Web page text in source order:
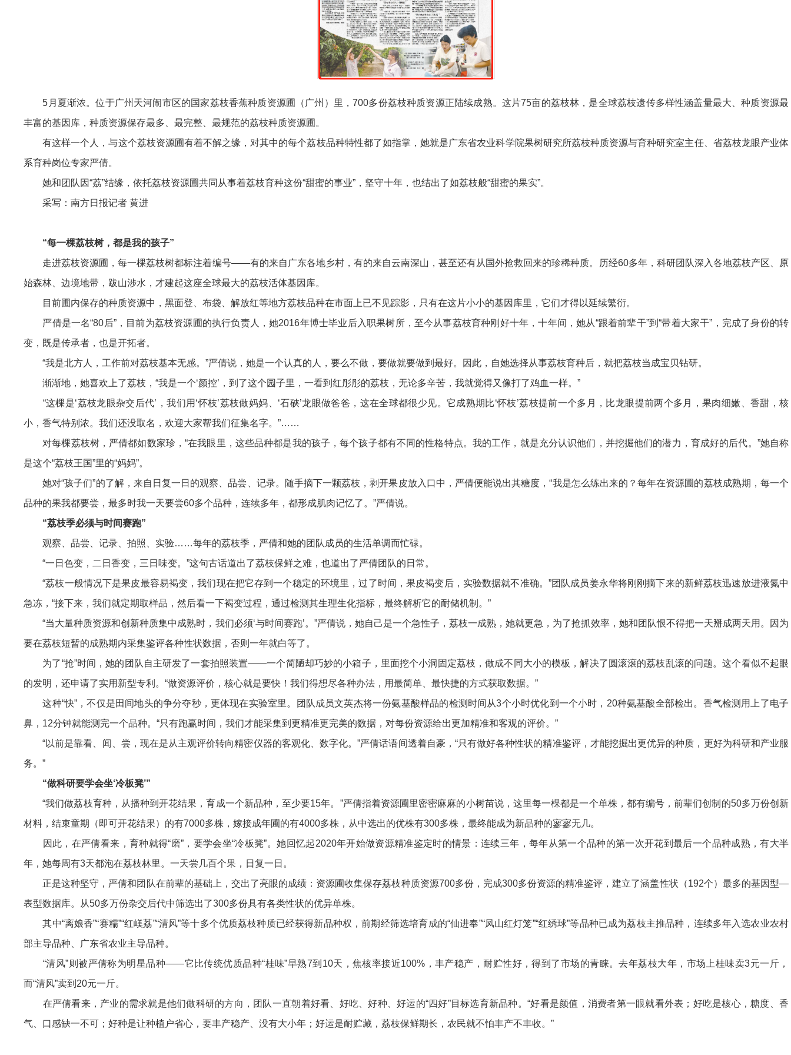
5月夏渐浓。位于广州天河闹市区的国家荔枝香蕉种质资源圃（广州）里，700多份荔枝种质资源正陆续成熟。这片75亩的荔枝林，是全球荔枝遗传多样性涵盖量最大、种质资源最
丰富的基因库，种质资源保存最多、最完整、最规范的荔枝种质资源圃。
有这样一个人，与这个荔枝资源圃有着不解之缘，对其中的每个荔枝品种特性都了如指掌，她就是广东省农业科学院果树研究所荔枝种质资源与育种研究室主任、省荔枝龙眼产业体
系育种岗位专家严倩。
她和团队因“荔”结缘，依托荔枝资源圃共同从事着荔枝育种这份“甜蜜的事业”，坚守十年，也结出了如荔枝般“甜蜜的果实”。
采写：南方日报记者 黄进
“每一棵荔枝树，都是我的孩子”
走进荔枝资源圃，每一棵荔枝树都标注着编号——有的来自广东各地乡村，有的来自云南深山，甚至还有从国外抢救回来的珍稀种质。历经60多年，科研团队深入各地荔枝产区、原
始森林、边境地带，跋山涉水，才建起这座全球最大的荔枝活体基因库。
目前圃内保存的种质资源中，黑面登、布袋、解放红等地方荔枝品种在市面上已不见踪影，只有在这片小小的基因库里，它们才得以延续繁衍。
严倩是一名“80后”，目前为荔枝资源圃的执行负责人，她2016年博士毕业后入职果树所，至今从事荔枝育种刚好十年，十年间，她从“跟着前辈干”到“带着大家干”，完成了身份的转
变，既是传承者，也是开拓者。
“我是北方人，工作前对荔枝基本无感。”严倩说，她是一个认真的人，要么不做，要做就要做到最好。因此，自她选择从事荔枝育种后，就把荔枝当成宝贝钻研。
渐渐地，她喜欢上了荔枝，“我是一个‘颜控’，到了这个园子里，一看到红彤彤的荔枝，无论多辛苦，我就觉得又像打了鸡血一样。”
“这棵是‘荔枝龙眼杂交后代’，我们用‘怀枝’荔枝做妈妈、‘石硖’龙眼做爸爸，这在全球都很少见。它成熟期比‘怀枝’荔枝提前一个多月，比龙眼提前两个多月，果肉细嫩、香甜，核
小，香气特别浓。我们还没取名，欢迎大家帮我们征集名字。”……
对每棵荔枝树，严倩都如数家珍，“在我眼里，这些品种都是我的孩子，每个孩子都有不同的性格特点。我的工作，就是充分认识他们，并挖掘他们的潜力，育成好的后代。”她自称
是这个“荔枝王国”里的“妈妈”。
她对“孩子们”的了解，来自日复一日的观察、品尝、记录。随手摘下一颗荔枝，剥开果皮放入口中，严倩便能说出其糖度，“我是怎么练出来的？每年在资源圃的荔枝成熟期，每一个
品种的果我都要尝，最多时我一天要尝60多个品种，连续多年，都形成肌肉记忆了。”严倩说。
“荔枝季必须与时间赛跑”
观察、品尝、记录、拍照、实验……每年的荔枝季，严倩和她的团队成员的生活单调而忙碌。
“一日色变，二日香变，三日味变。”这句古话道出了荔枝保鲜之难，也道出了严倩团队的日常。
“荔枝一般情况下是果皮最容易褐变，我们现在把它存到一个稳定的环境里，过了时间，果皮褐变后，实验数据就不准确。”团队成员姜永华将刚刚摘下来的新鲜荔枝迅速放进液氮中
急冻，“接下来，我们就定期取样品，然后看一下褐变过程，通过检测其生理生化指标，最终解析它的耐储机制。”
“当大量种质资源和创新种质集中成熟时，我们必须‘与时间赛跑’。”严倩说，她自己是一个急性子，荔枝一成熟，她就更急，为了抢抓效率，她和团队恨不得把一天掰成两天用。因为
要在荔枝短暂的成熟期内采集鉴评各种性状数据，否则一年就白等了。
为了“抢”时间，她的团队自主研发了一套拍照装置——一个简陋却巧妙的小箱子，里面挖个小洞固定荔枝，做成不同大小的模板，解决了圆滚滚的荔枝乱滚的问题。这个看似不起眼
的发明，还申请了实用新型专利。“做资源评价，核心就是要快！我们得想尽各种办法，用最简单、最快捷的方式获取数据。”
这种“快”，不仅是田间地头的争分夺秒，更体现在实验室里。团队成员文英杰将一份氨基酸样品的检测时间从3个小时优化到一个小时，20种氨基酸全部检出。香气检测用上了电子
鼻，12分钟就能测完一个品种。“只有跑赢时间，我们才能采集到更精准更完美的数据，对每份资源给出更加精准和客观的评价。”
“以前是靠看、闻、尝，现在是从主观评价转向精密仪器的客观化、数字化。”严倩话语间透着自豪，“只有做好各种性状的精准鉴评，才能挖掘出更优异的种质，更好为科研和产业服
务。”
“做科研要学会坐‘冷板凳’”
“我们做荔枝育种，从播种到开花结果，育成一个新品种，至少要15年。”严倩指着资源圃里密密麻麻的小树苗说，这里每一棵都是一个单株，都有编号，前辈们创制的50多万份创新
材料，结束童期（即可开花结果）的有7000多株，嫁接成年圃的有4000多株，从中选出的优株有300多株，最终能成为新品种的寥寥无几。
因此，在严倩看来，育种就得“磨”，要学会坐“冷板凳”。她回忆起2020年开始做资源精准鉴定时的情景：连续三年，每年从第一个品种的第一次开花到最后一个品种成熟，有大半
年，她每周有3天都泡在荔枝林里。一天尝几百个果，日复一日。
正是这种坚守，严倩和团队在前辈的基础上，交出了亮眼的成绩：资源圃收集保存荔枝种质资源700多份，完成300多份资源的精准鉴评，建立了涵盖性状（192个）最多的基因型—
表型数据库。从50多万份杂交后代中筛选出了300多份具有各类性状的优异单株。
其中“离娘香”“赛糯”“红嵄荔”“清风”等十多个优质荔枝种质已经获得新品种权，前期经筛选培育成的“仙进奉”“凤山红灯笼”“红绣球”等品种已成为荔枝主推品种，连续多年入选农业农村
部主导品种、广东省农业主导品种。
“清风”则被严倩称为明星品种——它比传统优质品种“桂味”早熟7到10天，焦核率接近100%，丰产稳产，耐贮性好，得到了市场的青睐。去年荔枝大年，市场上桂味卖3元一斤，
而“清风”卖到20元一斤。
在严倩看来，产业的需求就是他们做科研的方向，团队一直朝着好看、好吃、好种、好运的“四好”目标选育新品种。“好看是颜值，消费者第一眼就看外表；好吃是核心，糖度、香
气、口感缺一不可；好种是让种植户省心，要丰产稳产、没有大小年；好运是耐贮藏，荔枝保鲜期长，农民就不怕丰产不丰收。”